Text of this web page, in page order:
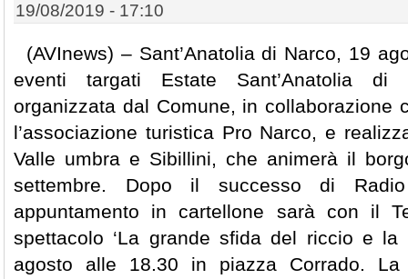
19/08/2019 - 17:10
(AVInews) – Sant’Anatolia di Narco, 19
eventi targati Estate Sant’Anatolia di
organizzata dal Comune, in collaborazione
l’associazione turistica Pro Narco, e
Valle umbra e Sibillini, che animerà il
settembre. Dopo il successo di
appuntamento in cartellone sarà con il
spettacolo ‘La grande sfida del riccio e
agosto alle 18.30 in piazza Corrado.